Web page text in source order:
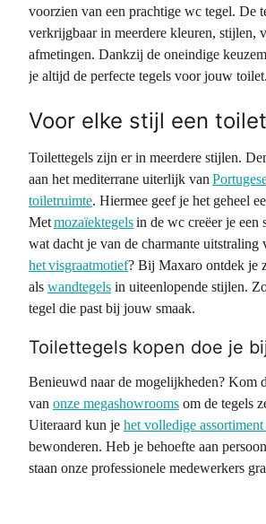
voorzien van een prachtige wc tegel. De
verkrijgbaar in meerdere kleuren, stijlen,
afmetingen. Dankzij de oneindige
je altijd de perfecte tegels voor jouw toilet.
Voor elke stijl een
Toilettegels zijn er in meerdere stijlen.
aan het mediterrane uiterlijk van
toiletruimte. Hiermee geef je het geheel
Metmozaïektegelsin de wc creëer je een
wat dacht je van de charmante uitstraling
het visgraatmotief? Bij Maxaro ontdek je
als wandtegels in uiteenlopende stijlen.
tegel die past bij jouw smaak.
Toilettegels kopen doe je
Benieuwd naar de mogelijkheden? Kom
van onze megashowrooms om de tegels
Uiteraard kun je het volledige assortiment
bewonderen. Heb je behoefte aan
staan onze professionele medewerkers